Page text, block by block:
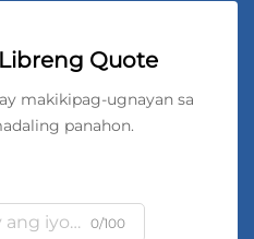
Quote
makikipag-ugnayan sa
panahon.
0/100